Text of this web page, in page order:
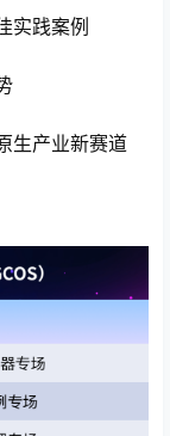
实践案例
生产业新赛道